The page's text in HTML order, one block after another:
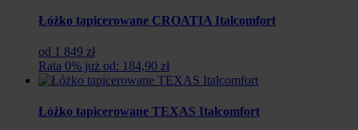
Łóżko tapicerowane CROATIA Italcomfort
od 1 849 zł
Rata 0% już od: 184,90 zł
Łóżko tapicerowane TEXAS Italcomfort